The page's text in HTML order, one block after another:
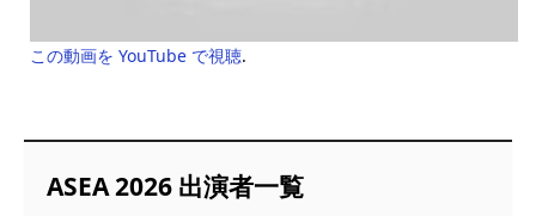
この動画を YouTube で視聴.
ASEA 2026 出演者一覧